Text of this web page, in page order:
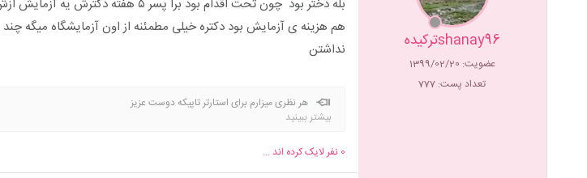
shanay96ترکیده
عضویت: 1399/02/20
تعداد پست: 777
هم هزینه ی آزمایش بود دکتره خیلی مطمئنه از اون آزمایشگاه میگه
نداشتن
هر نظری میزارم برای استارتر تاپیکه دوست عزیز
بیشتر ببینید
0 نفر لایک کرده اند ...